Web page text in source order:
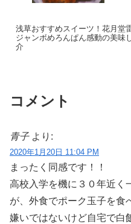
浅草おすすめスイーツ！花月堂
ジャンボめろんぱん感動の美味
介
コメント
青子 より:
2020年1月20日 11:04 PM
まったく同感です！！
高校入学を機に３０年近く
が、外食でポーク玉子を食
嫌いではないけど自宅で白